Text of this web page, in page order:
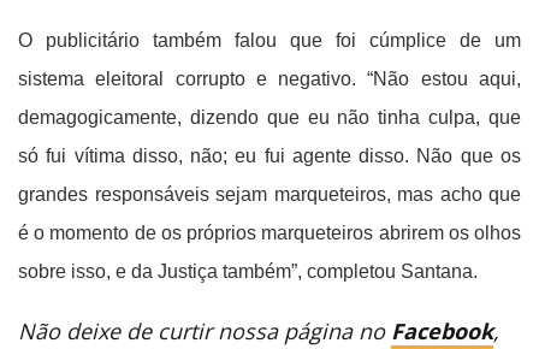
O publicitário também falou que foi cúmplice de um
sistema eleitoral corrupto e negativo. “Não estou aqui,
demagogicamente, dizendo que eu não tinha culpa, que
só fui vítima disso, não; eu fui agente disso. Não que os
grandes responsáveis sejam marqueteiros, mas acho que
é o momento de os próprios marqueteiros abrirem os olhos
sobre isso, e da Justiça também”, completou Santana.
Não deixe de curtir nossa página no Facebook,